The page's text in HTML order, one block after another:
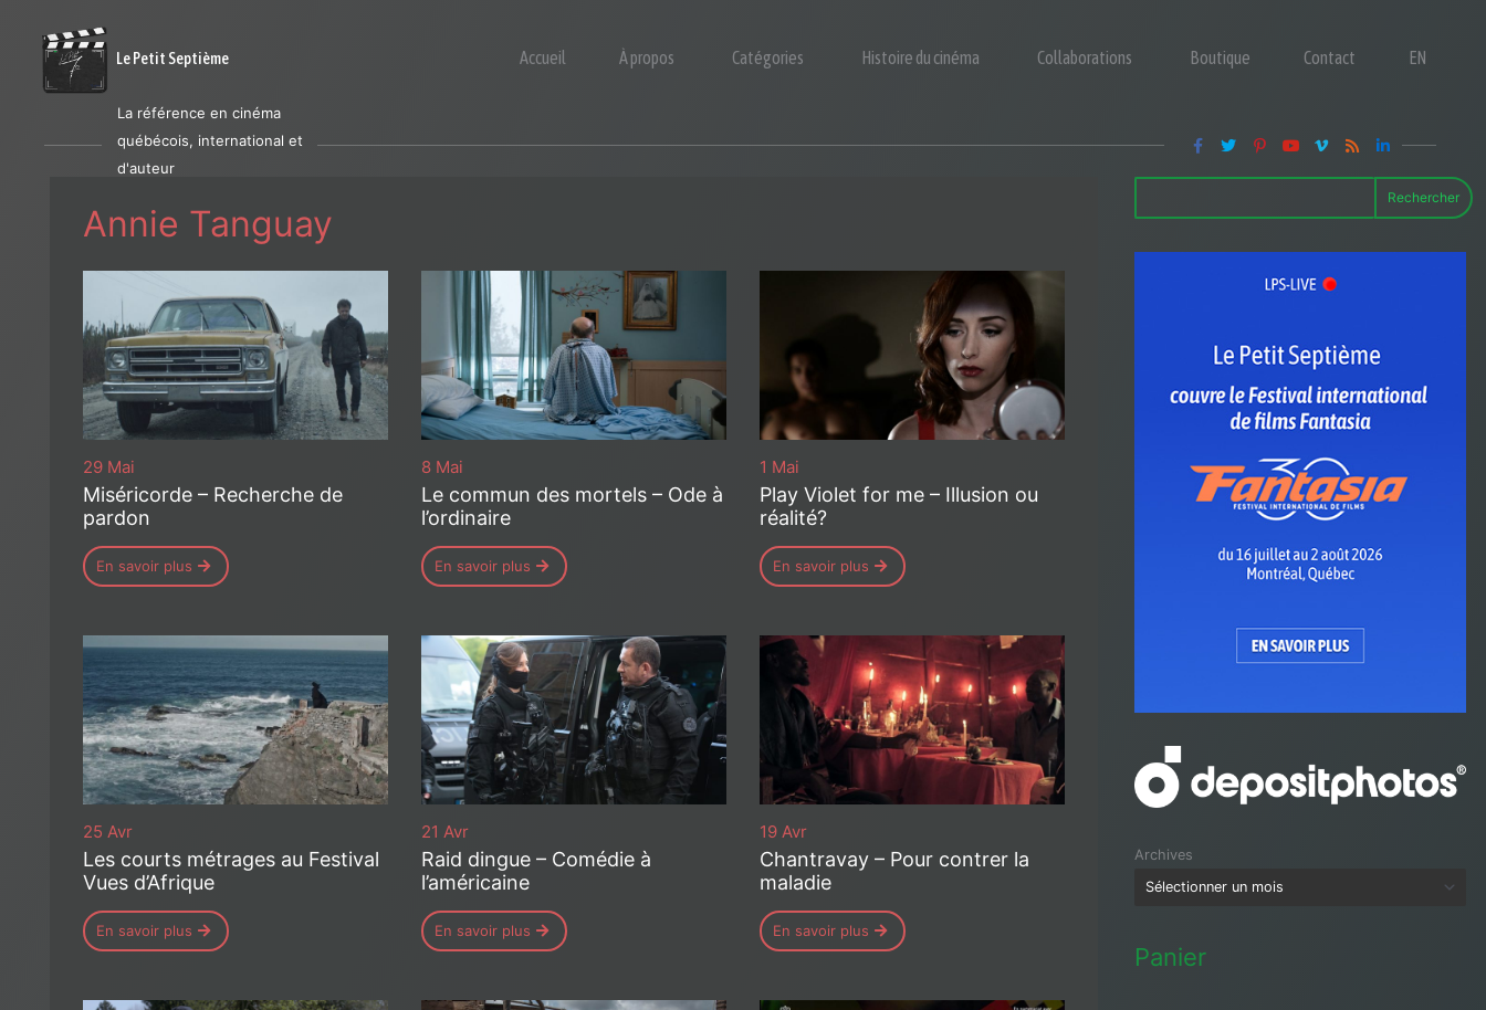
Le Petit Septième Accueil À propos Catégories Histoire du cinéma Collaborations Boutique Contact EN
La référence en cinéma
québécois, international et
d'auteur
Annie Tanguay
29 Mai
Miséricorde – Recherche de
pardon
En savoir plus
8 Mai
Le commun des mortels – Ode à
l’ordinaire
En savoir plus
1 Mai
Play Violet for me – Illusion ou
réalité?
En savoir plus
25 Avr
Les courts métrages au Festival
Vues d’Afrique
En savoir plus
21 Avr
Raid dingue – Comédie à
l’américaine
En savoir plus
19 Avr
Chantravay – Pour contrer la
maladie
En savoir plus
Rechercher
Archives
Panier